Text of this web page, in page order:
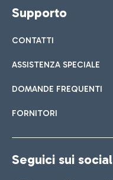
Supporto
CONTATTI
ASSISTENZA SPECIALE
DOMANDE FREQUENTI
FORNITORI
Seguici sui social